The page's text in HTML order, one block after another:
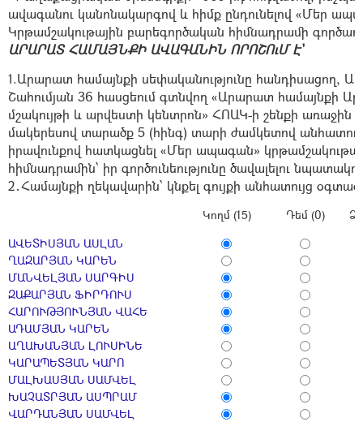
ավագանու կանոնակարգով և հիմք ընդունելով «Մեր
Կրթամշակութային բարեգործական հիմնադրամի
ԱՐԱՐԱՏ ՀԱՄԱՅՆՔԻ ԱՎԱԳԱՆԻՆ ՈՐՈՇՈւՄ Է`
1.Արարատ համայնքի սեփականությունը հանդիսացող,
Շահումյան 36 հասցեում գտնվող «Արարատ համայնքի
մշակույթի և արվեստի կենտրոն» ՀՈԱԿ-ի շենքի առաջին
մակերեսով տարածք 5 (հինգ) տարի ժամկետով
իրավունքով հատկացնել «Մեր ապագան»
հիմնադրամին՝ իր գործունեությունը ծավալելու
2․Համայնքի ղեկավարին՝ կնքել գույքի անհատույց
Կողմ (15) Դեմ (0)
ԱՎԵՏԻՍՅԱՆ ԱՍԼԱՆ
ՂԱԶԱՐՅԱՆ ԿԱՐԵՆ
ՄԱՆՎԵԼՅԱՆ ՍԱՐԳԻՍ
ԶԱՔԱՐՅԱՆ ՖԻՐԴՈՒՍ
ՀԱՐՈՒԹՅՈՒՆՅԱՆ ՎԱՀԵ
ԱԴԱՄՅԱՆ ԿԱՐԵՆ
ԱՂԱԽԱՆՅԱՆ ԼՈՒՍԻՆԵ
ԿԱՐԱՊԵՏՅԱՆ ԿԱՐՈ
ՄԱԼԽԱՍՅԱՆ ՍԱՄՎԵԼ
ԽԱՉԱՏՐՅԱՆ ԱՍՊՐԱՄ
ՎԱՐԴԱՆՅԱՆ ՍԱՄՎԵԼ